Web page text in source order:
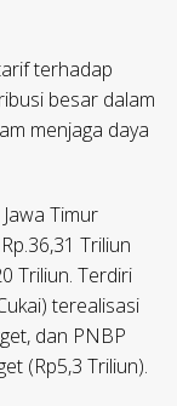
terhadap
besar dalam
menjaga daya
Timur
Triliun
Triliun. Terdiri
terealisasi
dan PNBP
(Rp5,3 Triliun).